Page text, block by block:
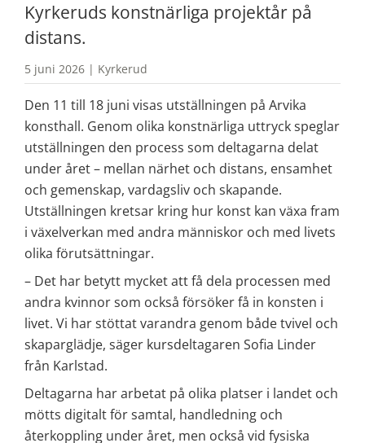
Kyrkeruds konstnärliga projektår på
distans.
5 juni 2026 | Kyrkerud
Den 11 till 18 juni visas utställningen på Arvika
konsthall. Genom olika konstnärliga uttryck speglar
utställningen den process som deltagarna delat
under året – mellan närhet och distans, ensamhet
och gemenskap, vardagsliv och skapande.
Utställningen kretsar kring hur konst kan växa fram
i växelverkan med andra människor och med livets
olika förutsättningar.
– Det har betytt mycket att få dela processen med
andra kvinnor som också försöker få in konsten i
livet. Vi har stöttat varandra genom både tvivel och
skaparglädje, säger kursdeltagaren Sofia Linder
från Karlstad.
Deltagarna har arbetat på olika platser i landet och
mötts digitalt för samtal, handledning och
återkoppling under året, men också vid fysiska